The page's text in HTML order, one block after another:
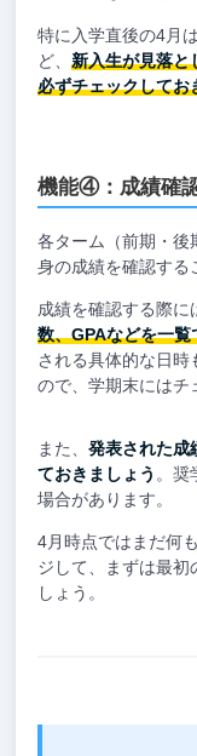
特に入学直後の4月
ど、 新入生が見落と
必ずチェックしてお
機能④：成績確
各ターム（前期・後
身の成績を確認する
成績を確認する際に
数、GPAなどを一
される具体的な日時
ので、学期末にはチ
また、 発表された成
ておきましょう 。奨
場合があります。
4月時点ではまだ何
ジして、まずは最初
しょう。